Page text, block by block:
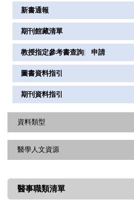
新書通報
期刊館藏清單
教授指定參考書查詢| 申請
圖書資料指引
期刊資料指引
資料類型
單本電子書
資料庫
醫學人文資源
醫學人文圖書
醫學人文期刊
醫事職類清單